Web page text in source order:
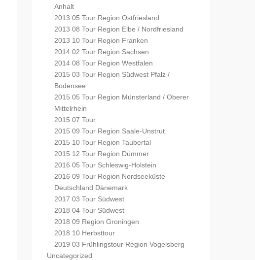
Anhalt
2013 05 Tour Region Ostfriesland
2013 08 Tour Region Elbe / Nordfriesland
2013 10 Tour Region Franken
2014 02 Tour Region Sachsen
2014 08 Tour Region Westfalen
2015 03 Tour Region Südwest Pfalz /
Bodensee
2015 05 Tour Region Münsterland / Oberer
Mittelrhein
2015 07 Tour
2015 09 Tour Region Saale-Unstrut
2015 10 Tour Region Taubertal
2015 12 Tour Region Dümmer
2016 05 Tour Schleswig-Holstein
2016 09 Tour Region Nordseeküste
Deutschland Dänemark
2017 03 Tour Südwest
2018 04 Tour Südwest
2018 09 Region Groningen
2018 10 Herbsttour
2019 03 Frühlingstour Region Vogelsberg
Uncategorized